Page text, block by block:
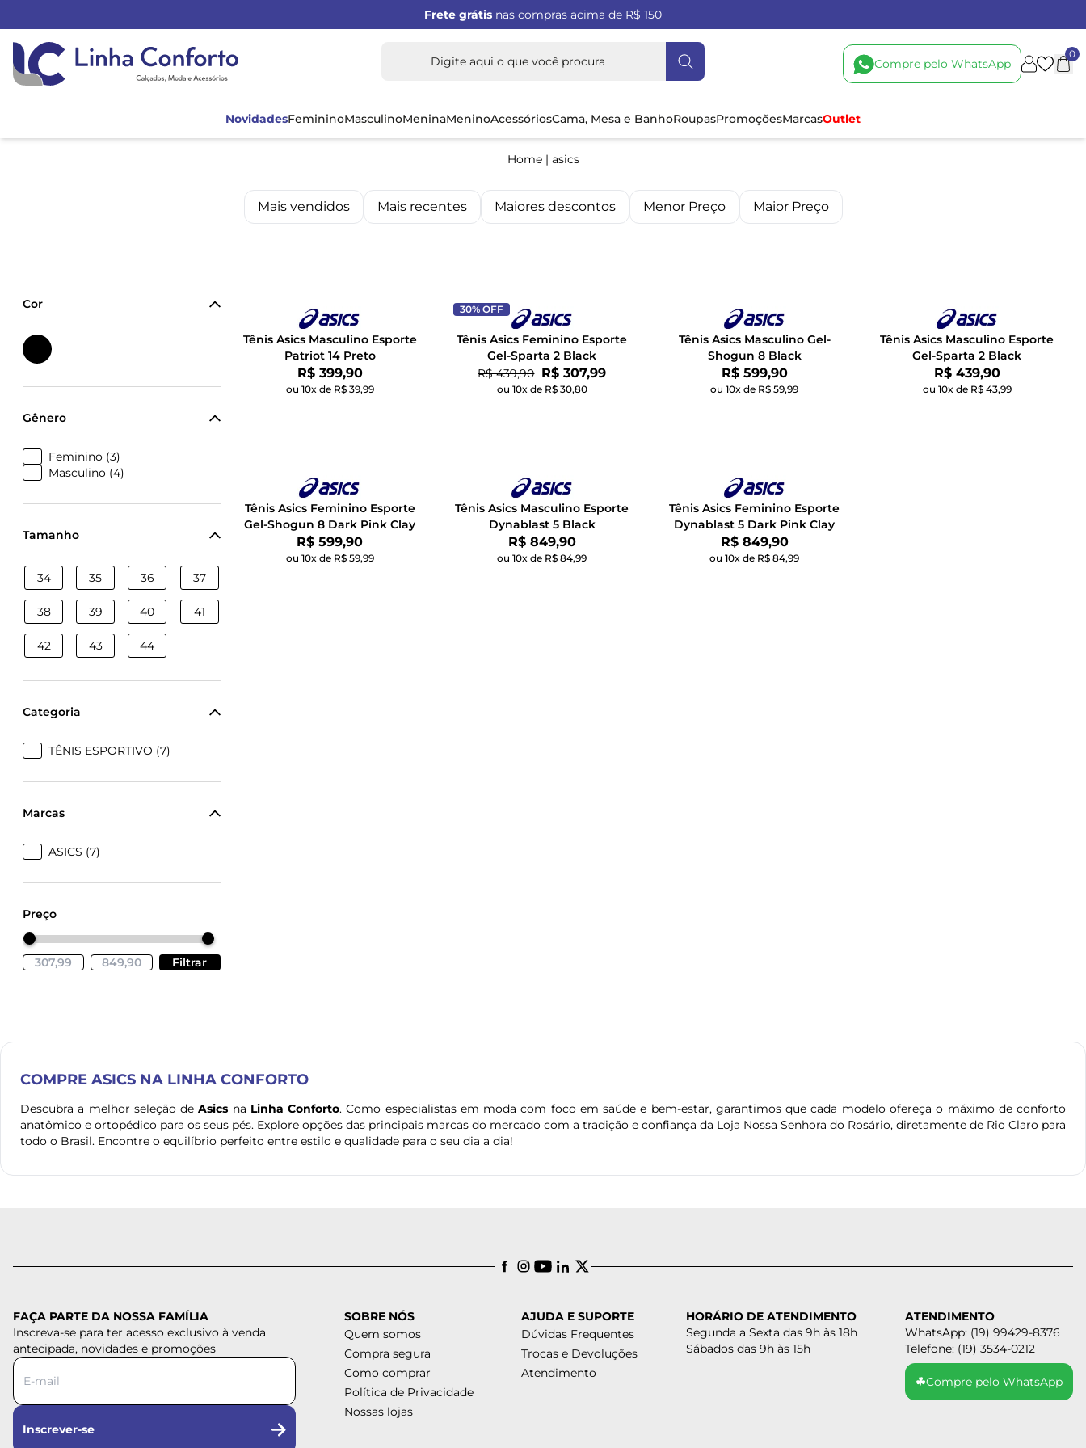
Frete grátis nas compras acima de R$ 150
Linha
Compre pelo WhatsApp
0
NovidadesFemininoMasculinoMeninaMeninoAcessóriosCama, Mesa e BanhoRoupasPromoçõesMarcasOutlet
Home| asics
Mais vendidos Mais recentes Maiores descontos Menor Preço Maior Preço
Cor
Gênero
Feminino (3)
Masculino (4)
Tamanho
34 35 36 37
38 39 40 41
42 43 44
Marcas
ASICS (7)
Categoria
TÊNIS ESPORTIVO (7)
Preço
Filtrar
Tênis Asics Masculino Esporte
Patriot 14 Preto
Por:
R$ 399,90
ou 10x de R$ 39,99
30% OFF
Tênis Asics Feminino Esporte
Gel-Sparta 2 Black
De:
R$ 439,90 Por:
R$ 307,99
ou 10x de R$ 30,80
Tênis Asics Masculino Gel-
Shogun 8 Black
Por:
R$ 599,90
ou 10x de R$ 59,99
Tênis Asics Masculino Esporte
Gel-Sparta 2 Black
Por:
R$ 439,90
ou 10x de R$ 43,99
Tênis Asics Feminino Esporte
Gel-Shogun 8 Dark Pink Clay
Por:
R$ 599,90
ou 10x de R$ 59,99
Tênis Asics Masculino Esporte
Dynablast 5 Black
Por:
R$ 849,90
ou 10x de R$ 84,99
Tênis Asics Feminino Esporte
Dynablast 5 Dark Pink Clay
Por:
R$ 849,90
ou 10x de R$ 84,99
COMPRE ASICS NA LINHA CONFORTO
Descubra a melhor seleção deAsics na Linha Conforto. Como especialistas em moda com foco em saúde e bem-estar, garantimos que cada modelo ofereça o máximo de conforto
anatômico e ortopédico para os seus pés. Explore opções das principais marcas do mercado com a tradição e confiança da Loja Nossa Senhora do Rosário, diretamente de Rio Claro para
todo o Brasil. Encontre o equilíbrio perfeito entre estilo e qualidade para o seu dia a dia!
FAÇA PARTE DA NOSSA FAMÍLIA
Inscreva-se para ter acesso exclusivo à venda
antecipada, novidades e promoções
Inscrever-se
SOBRE NÓS
Quem somos
Compra segura
Como comprar
Política de Privacidade
Nossas lojas
AJUDA E SUPORTE
Dúvidas Frequentes
Trocas e Devoluções
Atendimento
HORÁRIO DE ATENDIMENTO
Segunda a Sexta das 9h às 18h
Sábados das 9h às 15h
ATENDIMENTO
WhatsApp: (19) 99429-8376
Telefone: (19) 3534-0212
☘Compre pelo WhatsApp